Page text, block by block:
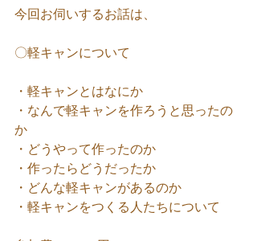
今回お伺いするお話は、
〇軽キャンについて
・軽キャンとはなにか
・なんで軽キャンを作ろうと思ったの
か
・どうやって作ったのか
・作ったらどうだったか
・どんな軽キャンがあるのか
・軽キャンをつくる人たちについて